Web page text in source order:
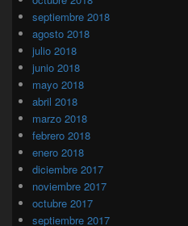
septiembre 2018
agosto 2018
julio 2018
junio 2018
mayo 2018
abril 2018
marzo 2018
febrero 2018
enero 2018
diciembre 2017
noviembre 2017
octubre 2017
septiembre 2017